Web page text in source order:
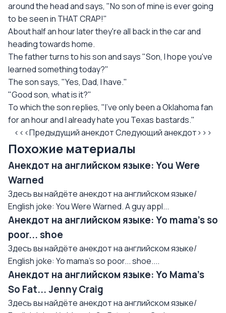
around the head and says, "No son of mine is ever going
to be seen in THAT CRAP!"
About half an hour later they're all back in the car and
heading towards home.
The father turns to his son and says "Son, I hope you've
learned something today?"
The son says, "Yes, Dad, I have."
"Good son, what is it?"
To which the son replies, "I've only been a Oklahoma fan
for an hour and I already hate you Texas bastards."
<<<Предыдущий анекдотСледующий анекдот>>>
Похожие материалы
Анекдот на английском языке: You Were
Warned
Здесь вы найдёте анекдот на английском языке/
English joke: You Were Warned. A guy appl...
Анекдот на английском языке: Yo mama's so
poor... shoe
Здесь вы найдёте анекдот на английском языке/
English joke: Yo mama's so poor... shoe....
Анекдот на английском языке: Yo Mama's
So Fat... Jenny Craig
Здесь вы найдёте анекдот на английском языке/